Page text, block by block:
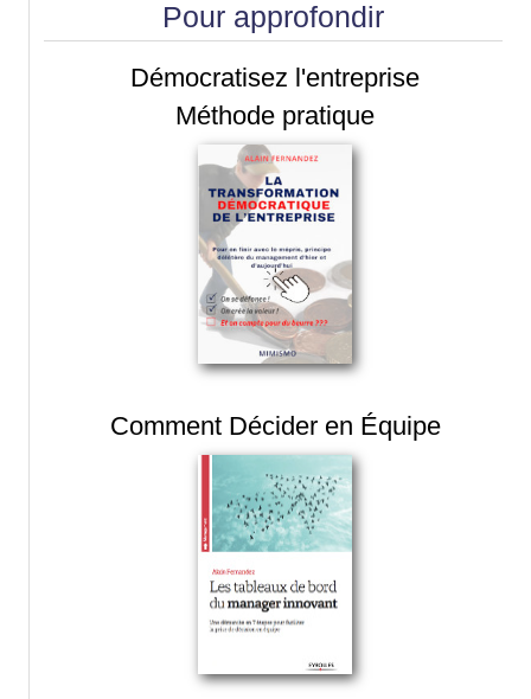
Pour approfondir
Démocratisez l'entreprise
Méthode pratique
Comment Décider en Équipe